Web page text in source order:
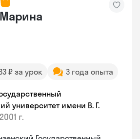
Марина
₽ за урок 3 года опыта
университет имени В. Г.
2001 г.